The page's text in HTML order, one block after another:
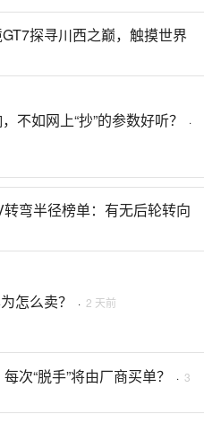
探寻川西之巅，触摸世界
不如网上“抄”的参数好听？
·
弯半径榜单：有无后轮转向
怎么卖？ · 2 天前
次“脱手”将由厂商买单？ · 3